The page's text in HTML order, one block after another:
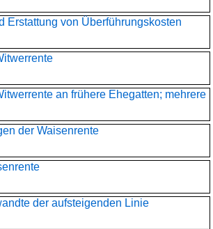
Erstattung von Überführungskosten
an frühere Ehegatten; mehrere
der Waisenrente
der aufsteigenden Linie